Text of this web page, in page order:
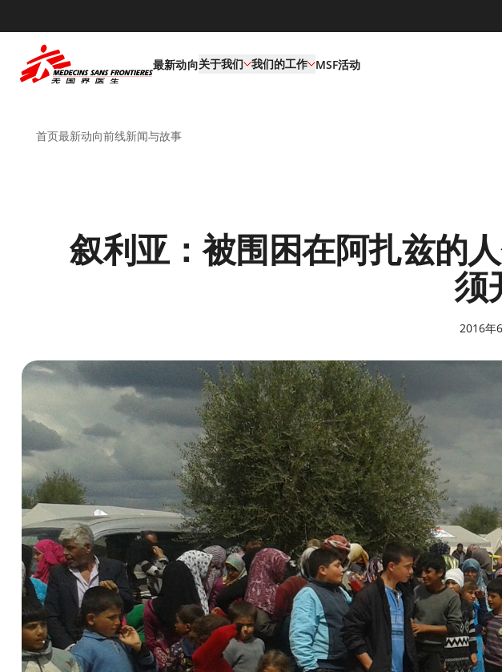
最新动向关于我们 我们的工作 MSF活动
首页最新动向前线新闻与故事
叙利亚：被围困在阿扎兹的
须
2016年